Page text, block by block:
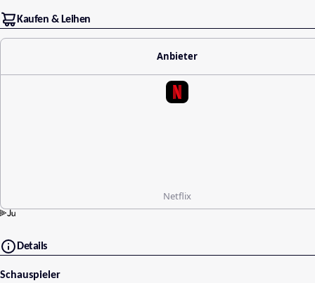
Kaufen & Leihen
Anbieter
Netflix
Details
Schauspieler